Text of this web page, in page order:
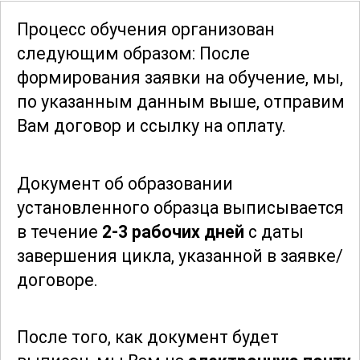
навыков, но и художественного
видения. Вы научитесь создавать
композиции, которые привлекают
внимание и вызывают эмоции. Курс
помогает развивать креативное
мышление и навыки визуального
полезным как для начинающих, так и
для опытных фотографов и дизайнеров.
Помимо теоретической части, курс
включает множество заданий и
закрепить полученные знания и
Процесс обучения организован
следующим образом: После
формирования заявки на обучение, мы,
по указанным данным выше, отправим
Вам договор и ссылку на оплату.
Документ об образовании
установленного образца выписывается
в течение 2-3 рабочих дней с даты
завершения цикла, указанной в заявке/
договоре.
После того, как документ будет